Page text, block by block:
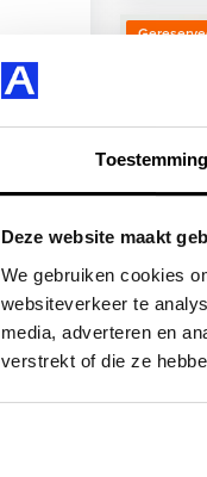
Toestemming
Deze website maakt
We gebruiken cookies
websiteverkeer te
media, adverteren en
verstrekt of die ze